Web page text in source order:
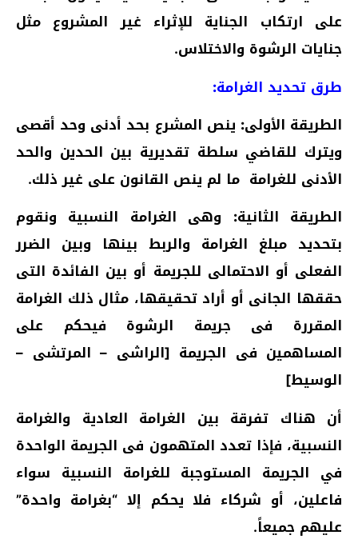
على ارتكاب الجناية للإثراء غير المشروع مثل
جنايات الرشوة والاختلاس.
طرق تحديد الغرامة:
الطريقة الأولى: ينص المشرع بحد أدنى وحد أقصى
ويترك للقاضي سلطة تقديرية بين الحدين والحد
الأدنى للغرامة ما لم ينص القانون على غير ذلك.
الطريقة الثانية: وهى الغرامة النسبية ونقوم
بتحديد مبلغ الغرامة والربط بينها وبين الضرر
الفعلى أو الاحتمالى للجريمة أو بين الفائدة التى
حققها الجانى أو أراد تحقيقها، مثال ذلك الغرامة
المقررة فى جريمة الرشوة فيحكم على
المساهمين فى الجريمة [الراشى – المرتشى –
الوسيط]
أن هناك تفرقة بين الغرامة العادية والغرامة
النسبية، فإذا تعدد المتهمون فى الجريمة الواحدة
في الجريمة المستوجبة للغرامة النسبية سواء
فاعلين، أو شركاء فلا يحكم إلا “بغرامة واحدة”
عليهم جميعاً.